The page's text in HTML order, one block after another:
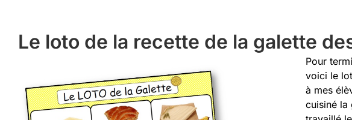
Le loto de la recette de la galette
Pour
voici le
à mes
cuisiné la